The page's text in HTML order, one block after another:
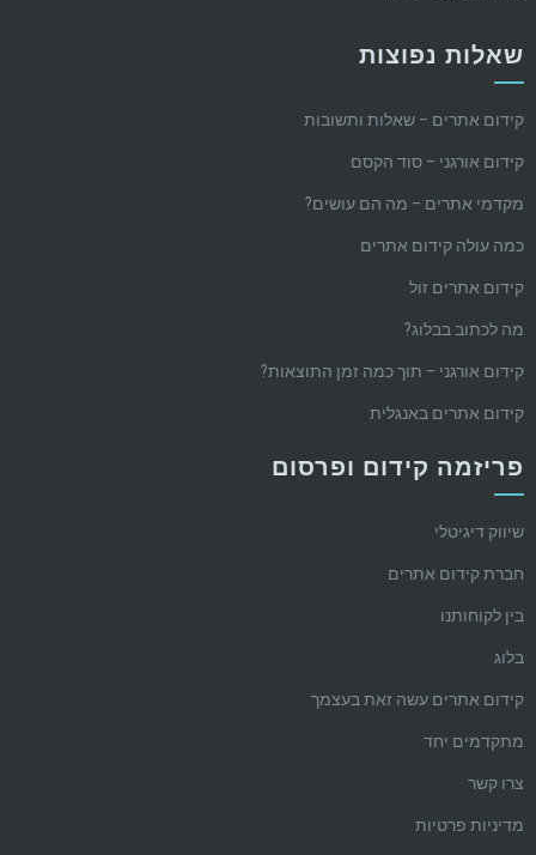
שאלות נפוצות
קידום אתרים – שאלות ותשובות
קידום אורגני – סוד הקסם
מקדמי אתרים – מה הם עושים?
כמה עולה קידום אתרים
קידום אתרים זול
מה לכתוב בבלוג?
קידום אורגני – תוך כמה זמן התוצאות?
קידום אתרים באנגלית
פריזמה קידום ופרסום
שיווק דיגיטלי
חברת קידום אתרים
בין לקוחותנו
בלוג
קידום אתרים עשה זאת בעצמך
מתקדמים יחד
צרו קשר
מדיניות פרטיות